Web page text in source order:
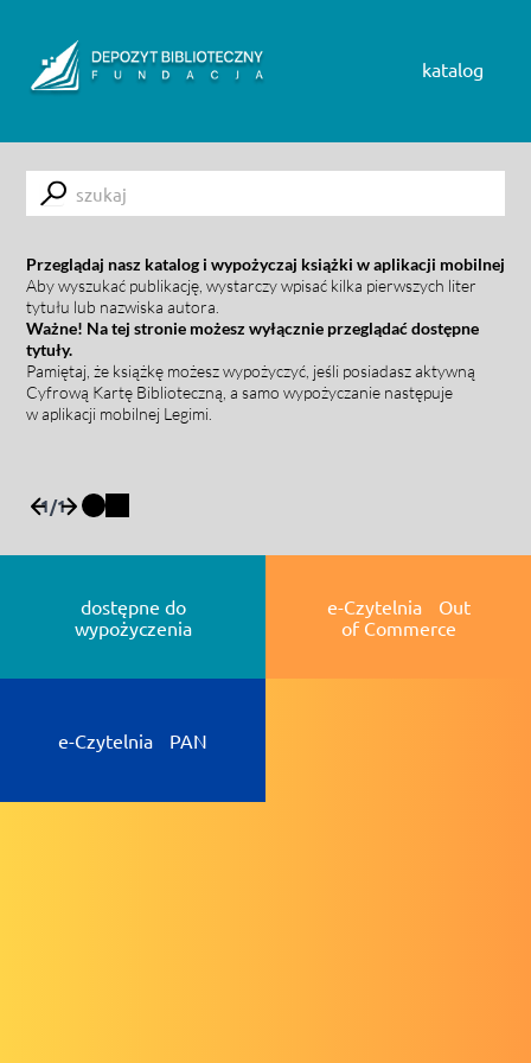
katalog
Submit
Przeglądaj nasz katalog i wypożyczaj książki w aplikacji mobilnej
Aby wyszukać publikację, wystarczy wpisać kilka pierwszych liter
tytułu lub nazwiska autora.
Ważne! Na tej stronie możesz wyłącznie przeglądać dostępne
tytuły.
Pamiętaj, że książkę możesz wypożyczyć, jeśli posiadasz aktywną
Cyfrową Kartę Biblioteczną, a samo wypożyczanie następuje
w aplikacji mobilnej Legimi.
1/1
dostępne do
wypożyczenia
e-Czytelnia Out
of Commerce
e-Czytelnia PAN